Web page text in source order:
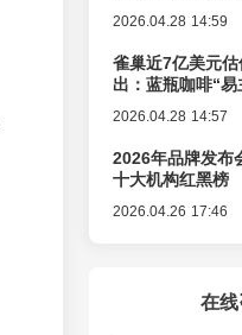
2026.04.28 14:59
雀巢近7亿美元
出：蓝瓶咖啡“
2026.04.28 14:57
2026年品牌发布
十大机构红黑榜
2026.04.26 17:46
在